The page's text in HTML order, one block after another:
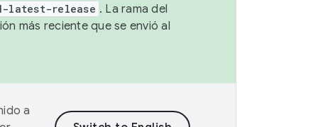
latest-release . La rama del
más reciente que se envió al
a